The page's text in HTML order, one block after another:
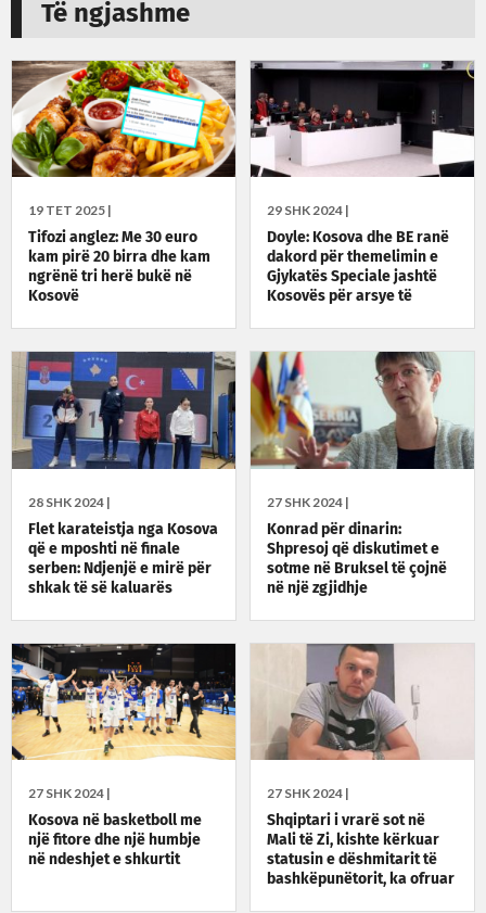
Të ngjashme
19 TET 2025 |
Tifozi anglez: Me 30 euro
kam pirë 20 birra dhe kam
ngrënë tri herë bukë në
Kosovë
29 SHK 2024 |
Doyle: Kosova dhe BE ranë
dakord për themelimin e
Gjykatës Speciale jashtë
Kosovës për arsye të
28 SHK 2024 |
Flet karateistja nga Kosova
që e mposhti në finale
serben: Ndjenjë e mirë për
shkak të së kaluarës
27 SHK 2024 |
Konrad për dinarin:
Shpresoj që diskutimet e
sotme në Bruksel të çojnë
në një zgjidhje
27 SHK 2024 |
Kosova në basketboll me
një fitore dhe një humbje
në ndeshjet e shkurtit
27 SHK 2024 |
Shqiptari i vrarë sot në
Mali të Zi, kishte kërkuar
statusin e dëshmitarit të
bashkëpunëtorit, ka ofruar